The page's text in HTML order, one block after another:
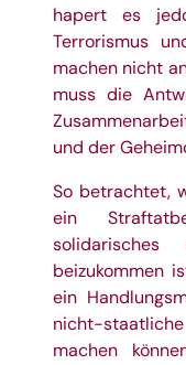
hapert es
Terrorismus
machen nicht
muss die
und der
So betrachtet,
ein
solidarisches
beizukommen
ein
nicht-
machen